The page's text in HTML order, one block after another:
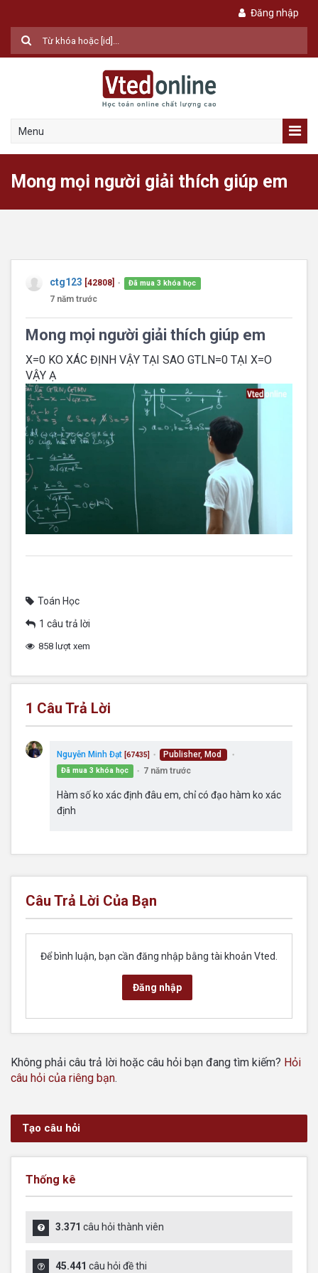
Đăng nhập
Menu
Mong mọi người giải thích giúp em
ctg123 [42808] ● Đã mua 3 khóa học
7 năm trước
Mong mọi người giải thích giúp em
X=0 KO XÁC ĐỊNH VẬY TẠI SAO GTLN=0 TẠI X=O
VẬY Ạ
Toán Học
1 câu trả lời
858 lượt xem
1 Câu Trả Lời
Nguyễn Minh Đạt [67435] ● Publisher, Mod ●
Đã mua 3 khóa học ● 7 năm trước
Hàm số ko xác định đâu em, chỉ có đạo hàm ko xác
định
Câu Trả Lời Của Bạn
Để bình luận, bạn cần đăng nhập bằng tài khoản Vted.
Đăng nhập
Không phải câu trả lời hoặc câu hỏi bạn đang tìm kiếm? Hỏi
câu hỏi của riêng bạn.
Tạo câu hỏi
Thống kê
3.371 câu hỏi thành viên
45.441 câu hỏi đề thi